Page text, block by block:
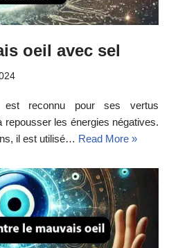
oeil avec sel
est reconnu pour ses vertus
les énergies négatives.
il est utilisé… Read More »